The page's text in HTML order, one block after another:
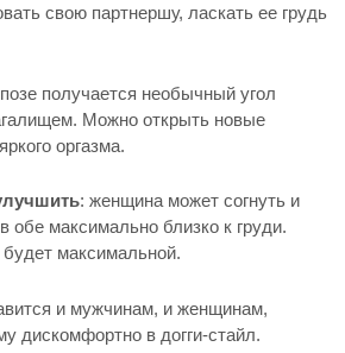
свою партнершу, ласкать ее грудь
получается необычный угол
Можно открыть новые
оргазма.
: женщина может согнуть и
обе максимально близко к груди.
максимальной.
и мужчинам, и женщинам,
дискомфортно в догги-стайл.